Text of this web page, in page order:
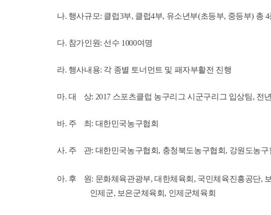
나. 행사규모: 클럽3부, 클럽4부, 유소년부(초등부, 중등부) 총 4
다. 참가인원: 선수 1000여명
라. 행사내용: 각 종별 토너먼트 및 패자부활전 진행
마. 대 상: 2017 스포츠클럽 농구리그 시군구리그 입상팀, 전
바. 주 최: 대한민국농구협회
사. 주 관: 대한민국농구협회, 충청북도농구협회, 강원도농구
아. 후 원: 문화체육관광부, 대한체육회, 국민체육진흥공단,
인제군, 보은군체육회, 인제군체육회